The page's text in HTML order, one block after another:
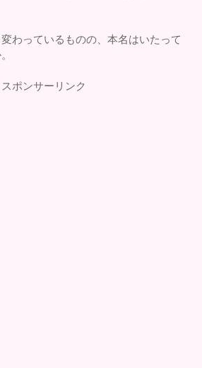
わっているものの、本名はいたって
スポンサーリンク